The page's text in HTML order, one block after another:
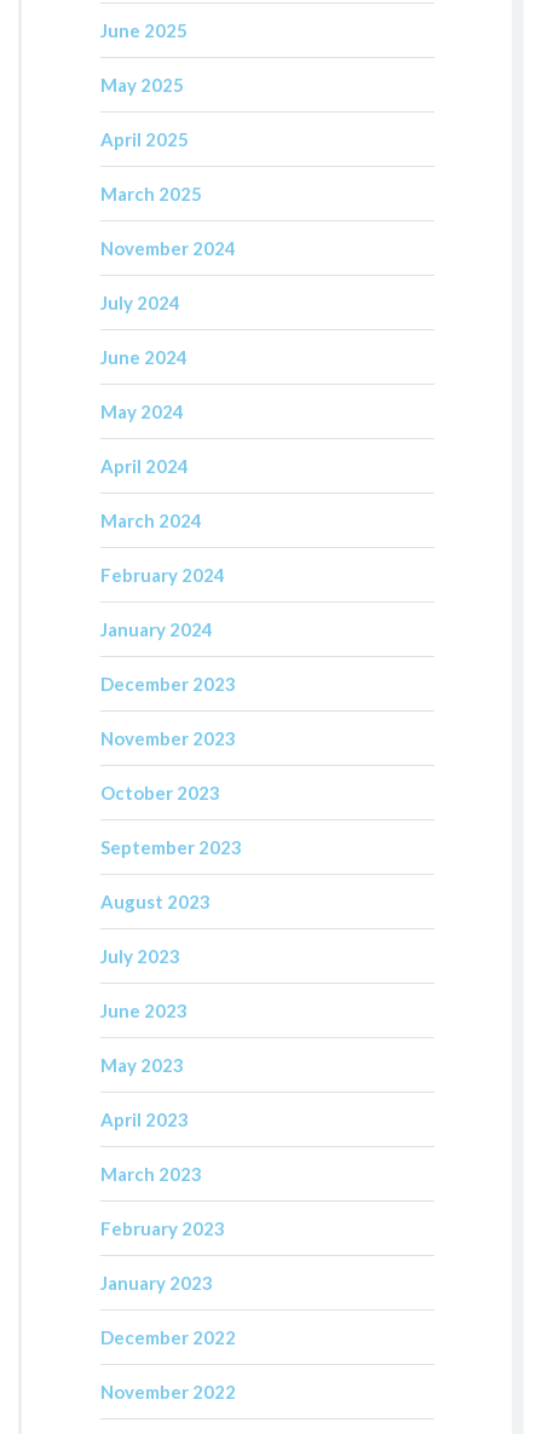
June 2025
May 2025
April 2025
March 2025
November 2024
July 2024
June 2024
May 2024
April 2024
March 2024
February 2024
January 2024
December 2023
November 2023
October 2023
September 2023
August 2023
July 2023
June 2023
May 2023
April 2023
March 2023
February 2023
January 2023
December 2022
November 2022